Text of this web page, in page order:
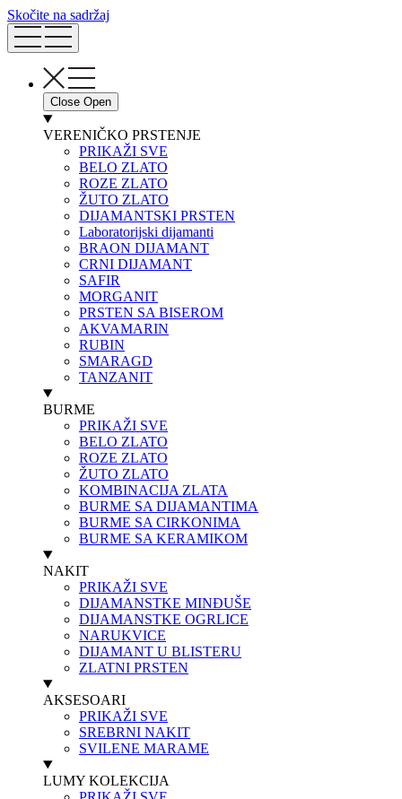
Skočite na sadržaj
Close Open
VERENIČKO PRSTENJE
PRIKAŽI SVE
BELO ZLATO
ROZE ZLATO
ŽUTO ZLATO
DIJAMANTSKI PRSTEN
Laboratorijski dijamanti
BRAON DIJAMANT
CRNI DIJAMANT
SAFIR
MORGANIT
PRSTEN SA BISEROM
AKVAMARIN
RUBIN
SMARAGD
TANZANIT
BURME
PRIKAŽI SVE
BELO ZLATO
ROZE ZLATO
ŽUTO ZLATO
KOMBINACIJA ZLATA
BURME SA DIJAMANTIMA
BURME SA CIRKONIMA
BURME SA KERAMIKOM
NAKIT
PRIKAŽI SVE
DIJAMANSTKE MINĐUŠE
DIJAMANSTKE OGRLICE
NARUKVICE
DIJAMANT U BLISTERU
ZLATNI PRSTEN
AKSESOARI
PRIKAŽI SVE
SREBRNI NAKIT
SVILENE MARAME
LUMY KOLEKCIJA